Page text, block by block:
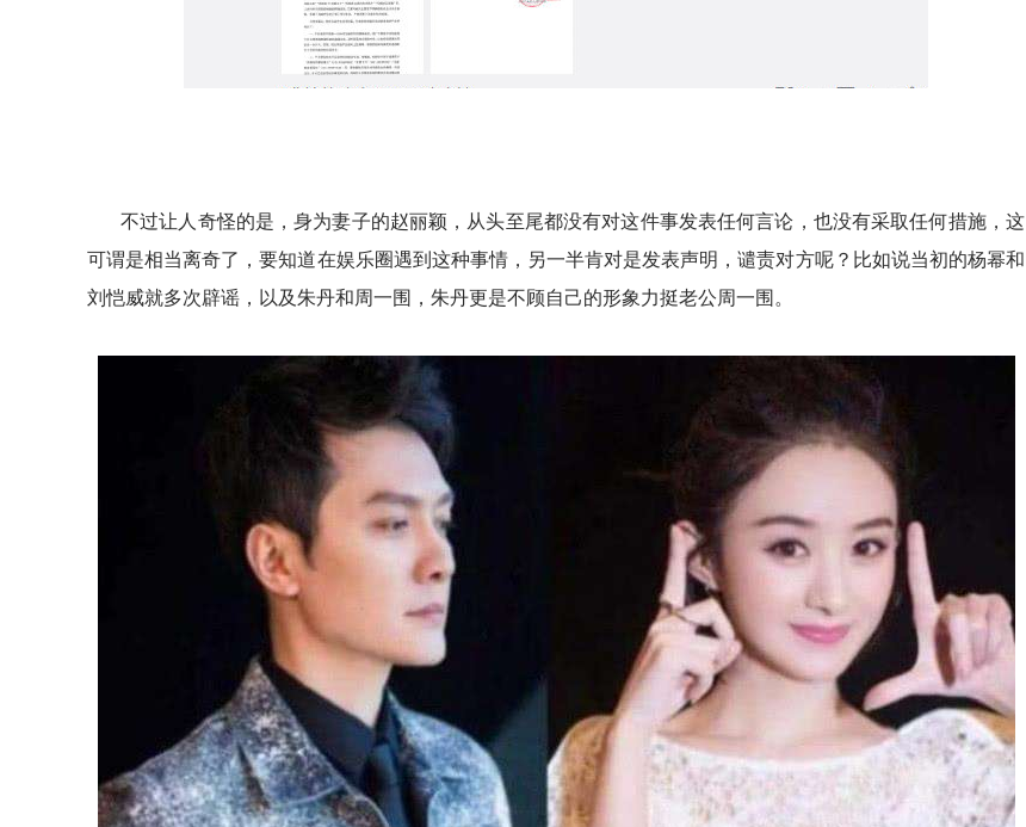
不过让人奇怪的是，身为妻子的赵丽颖，从头至尾都没有对这件事发表任何言论，也没有采取任何措施，这
可谓是相当离奇了，要知道在娱乐圈遇到这种事情，另一半肯对是发表声明，谴责对方呢？比如说当初的杨幂和
刘恺威就多次辟谣，以及朱丹和周一围，朱丹更是不顾自己的形象力挺老公周一围。